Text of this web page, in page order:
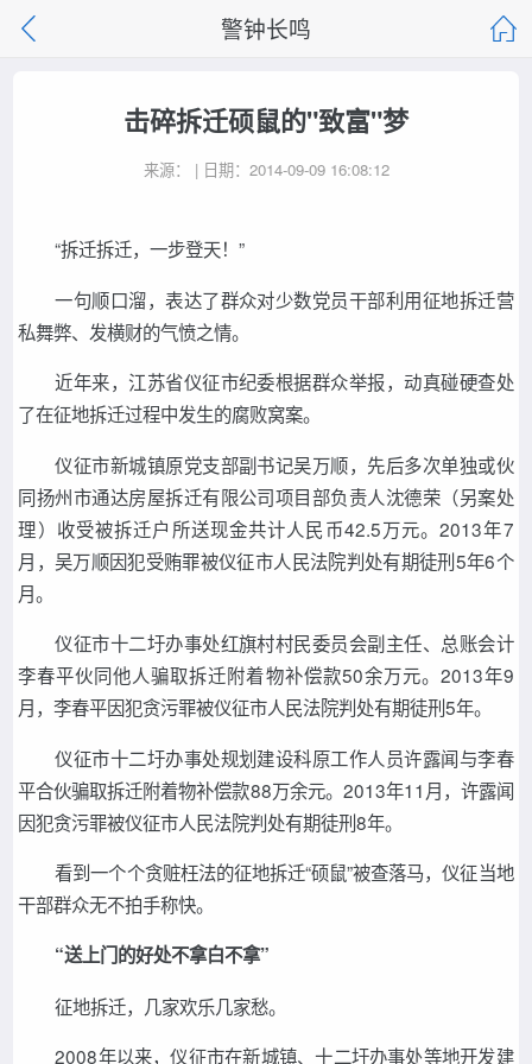
警钟长鸣
击碎拆迁硕鼠的"致富"梦
来源： | 日期：2014-09-09 16:08:12
“拆迁拆迁，一步登天！”
一句顺口溜，表达了群众对少数党员干部利用征地拆迁营
私舞弊、发横财的气愤之情。
近年来，江苏省仪征市纪委根据群众举报，动真碰硬查处
了在征地拆迁过程中发生的腐败窝案。
仪征市新城镇原党支部副书记吴万顺，先后多次单独或伙
同扬州市通达房屋拆迁有限公司项目部负责人沈德荣（另案处
理）收受被拆迁户所送现金共计人民币42.5万元。2013年7
月，吴万顺因犯受贿罪被仪征市人民法院判处有期徒刑5年6个
月。
仪征市十二圩办事处红旗村村民委员会副主任、总账会计
李春平伙同他人骗取拆迁附着物补偿款50余万元。2013年9
月，李春平因犯贪污罪被仪征市人民法院判处有期徒刑5年。
仪征市十二圩办事处规划建设科原工作人员许露闻与李春
平合伙骗取拆迁附着物补偿款88万余元。2013年11月，许露闻
因犯贪污罪被仪征市人民法院判处有期徒刑8年。
看到一个个贪赃枉法的征地拆迁“硕鼠”被查落马，仪征当地
干部群众无不拍手称快。
“送上门的好处不拿白不拿”
征地拆迁，几家欢乐几家愁。
2008年以来，仪征市在新城镇、十二圩办事处等地开发建